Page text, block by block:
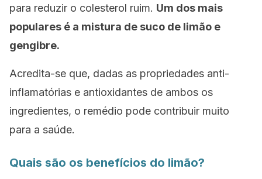
para reduzir o colesterol ruim. Um dos mais
populares é a mistura de suco de limão e
gengibre.
Acredita-se que, dadas as propriedades anti-
inflamatórias e antioxidantes de ambos os
ingredientes, o remédio pode contribuir muito
para a saúde.
Quais são os benefícios do limão?